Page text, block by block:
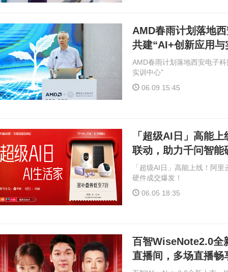
AMD春雨计划落地
共建“AI+创新应用与
AMD春雨计划落地西安电子
实训中心”
06.09 15:45
「超级AI日」高能
联动，助力千问智能
「超级AI日」高能上线！阿
硬件成交爆发！
06.05 18:35
百智WiseNote2.0全
直播间，多场直播